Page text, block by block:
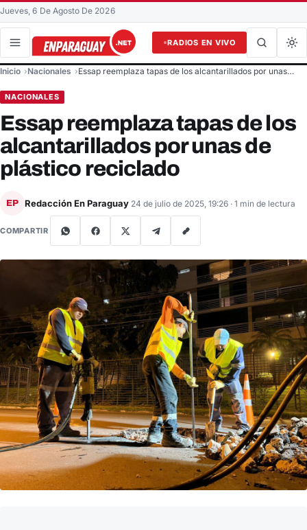
Jueves, 6 De Agosto De 2026
RADIOS EN VIVO
Buscar en el sitio
Inicio Nacionales Essap reemplaza tapas de los alcantarillados por unas…
NACIONALES
Essap reemplaza tapas de los
alcantarillados por unas de
plástico reciclado
EP Redacción En Paraguay 24 de julio de 2025, 19:26 · 1 min de lectura
COMPARTIR